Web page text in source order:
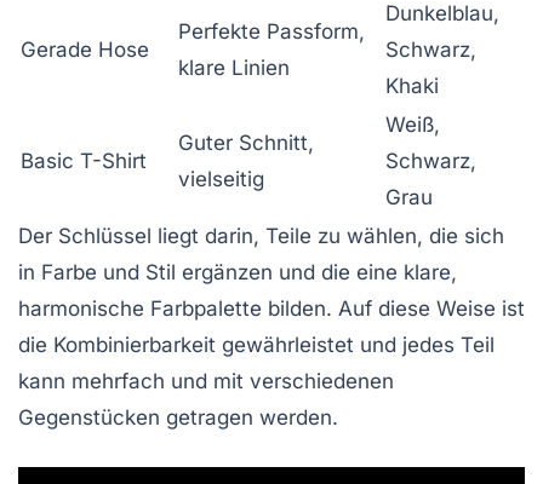
Gerade Hose
Perfekte Passform,
klare Linien
Dunkelblau,
Schwarz,
Khaki
Basic T-Shirt
Guter Schnitt,
vielseitig
Weiß,
Schwarz,
Grau
Der Schlüssel liegt darin, Teile zu wählen, die sich
in Farbe und Stil ergänzen und die eine klare,
harmonische Farbpalette bilden. Auf diese Weise ist
die Kombinierbarkeit gewährleistet und jedes Teil
kann mehrfach und mit verschiedenen
Gegenstücken getragen werden.